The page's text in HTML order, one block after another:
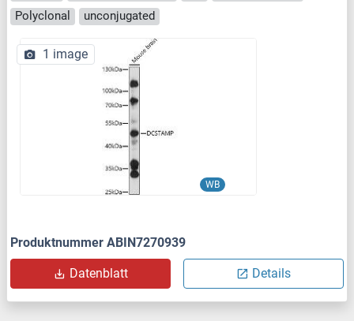
Polyclonal
unconjugated
WB
1 image
Produktnummer ABIN7270939
Datenblatt Details